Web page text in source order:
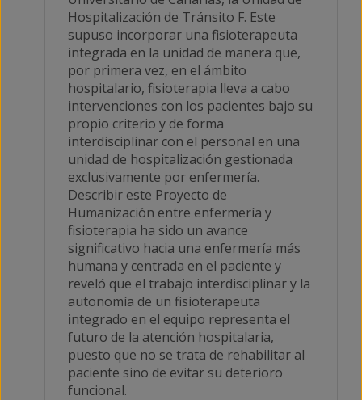
Hospitalización de Tránsito F. Este
supuso incorporar una fisioterapeuta
integrada en la unidad de manera que,
por primera vez, en el ámbito
hospitalario, fisioterapia lleva a cabo
intervenciones con los pacientes bajo su
propio criterio y de forma
interdisciplinar con el personal en una
unidad de hospitalización gestionada
exclusivamente por enfermería.
Describir este Proyecto de
Humanización entre enfermería y
fisioterapia ha sido un avance
significativo hacia una enfermería más
humana y centrada en el paciente y
reveló que el trabajo interdisciplinar y la
autonomía de un fisioterapeuta
integrado en el equipo representa el
futuro de la atención hospitalaria,
puesto que no se trata de rehabilitar al
paciente sino de evitar su deterioro
funcional.